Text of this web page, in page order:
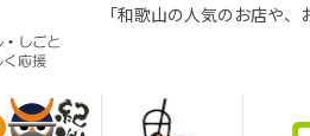
「和歌山の人気のお店や